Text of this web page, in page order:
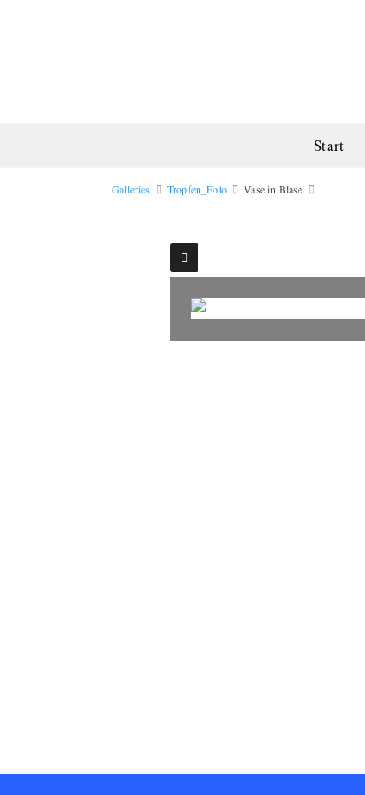
Galleries Tropfen_Foto Vase in Blase
Start